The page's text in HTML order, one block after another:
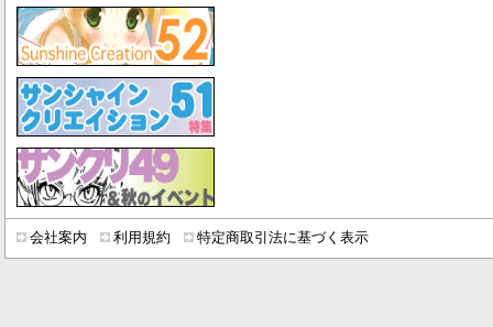
会社案内 利用規約 特定商取引法に基づく表示